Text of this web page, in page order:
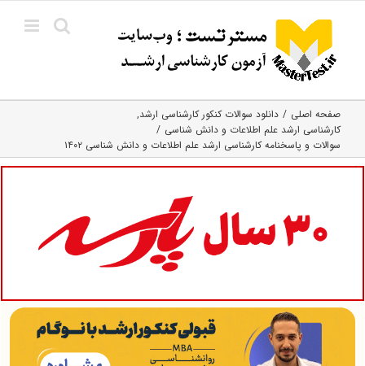
content
صفحه اصلی
دانلود سوالات کنکور کارشناسی ارشد
کارشناسی ارشد علم اطلاعات و دانش شناسی
سوالات و پاسخنامه کارشناسی ارشد علم اطلاعات و دانش شناسی ۱۴۰۲